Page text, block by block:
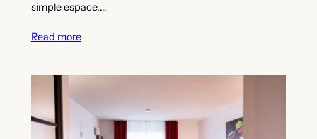
simple espace.…
Read more